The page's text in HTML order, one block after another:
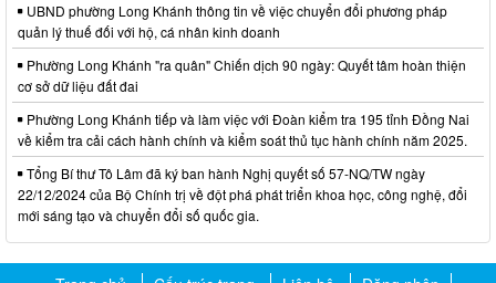
UBND phường Long Khánh thông tin về việc chuyển đổi phương pháp
quản lý thuế đối với hộ, cá nhân kinh doanh
Phường Long Khánh "ra quân" Chiến dịch 90 ngày: Quyết tâm hoàn thiện
cơ sở dữ liệu đất đai
Phường Long Khánh tiếp và làm việc với Đoàn kiểm tra 195 tỉnh Đồng Nai
về kiểm tra cải cách hành chính và kiểm soát thủ tục hành chính năm 2025.
Tổng Bí thư Tô Lâm đã ký ban hành Nghị quyết số 57-NQ/TW ngày
22/12/2024 của Bộ Chính trị về đột phá phát triển khoa học, công nghệ, đổi
mới sáng tạo và chuyển đổi số quốc gia.